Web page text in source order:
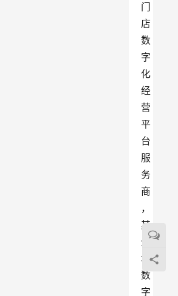
门
店
数
字
化
经
营
平
台
服
务
商
，
其
全
域
数
字